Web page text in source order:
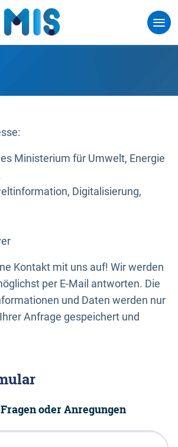
Ministerium für Umwelt, Energie
Digitalisierung,
Kontakt mit uns auf! Wir werden
per E-Mail antworten. Die
und Daten werden nur
Anfrage gespeichert und
oder Anregungen